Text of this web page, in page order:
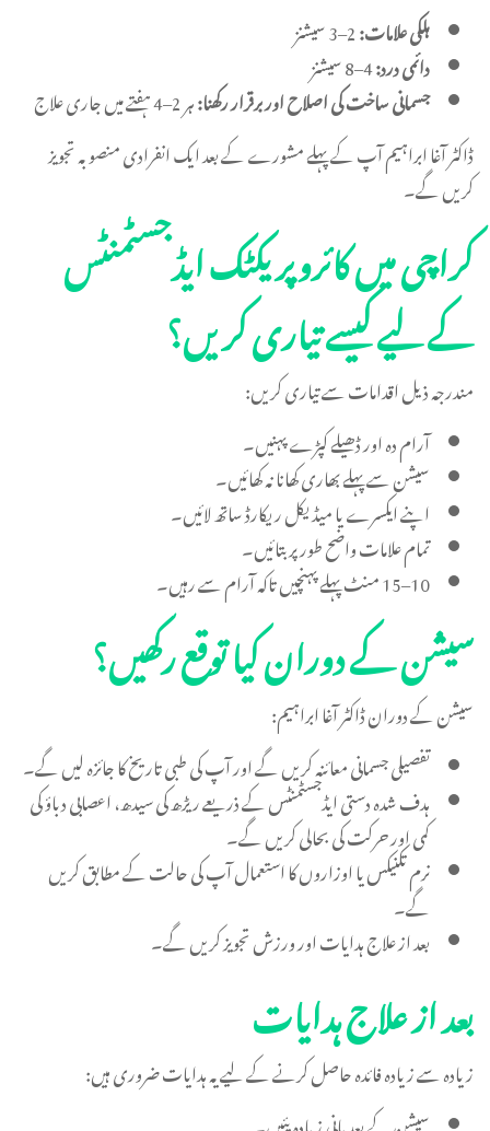
ہلکی علامات:
دائمی درد:
جسمانی ساخت کی اصلاح اور برقرار رکھنا:ہر 2–4 ہفتے میں جاری علاج
ڈاکٹر آغا ابراہیم آپ کے پہلے مشورے کے بعد ایک انفرادی منصوبہ تجویز
کریں گے۔
کراچی میں کائروپریکٹک ایڈجسٹمنٹس
کے لیے کیسے تیاری کریں؟
مندرجہ ذیل اقدامات سے تیاری کریں:
آرام دہ اور ڈھیلے کپڑے پہنیں۔
سیشن سے پہلے بھاری کھانا نہ کھائیں۔
اپنے ایکسرے یا میڈیکل ریکارڈ ساتھ لائیں۔
تمام علامات واضح طور پر بتائیں۔
10–15 منٹ پہلے پہنچیں تاکہ آرام سے رہیں۔
سیشن کے دوران کیا توقع رکھیں؟
سیشن کے دوران ڈاکٹر آغا ابراہیم:
تفصیلی جسمانی معائنہ کریں گے اور آپ کی طبی تاریخ کا جائزہ لیں گے۔
ہدف شدہ دستی ایڈجسٹمنٹس کے ذریعے ریڑھ کی سیدھ، اعصابی دباؤ کی
کمی اور حرکت کی بحالی کریں گے۔
نرم تکنیکس یا اوزاروں کا استعمال آپ کی حالت کے مطابق کریں
گے۔
بعد از علاج ہدایات اور ورزش تجویز کریں گے۔
بعد از علاج ہدایات
زیادہ سے زیادہ فائدہ حاصل کرنے کے لیے یہ ہدایات ضروری ہیں: